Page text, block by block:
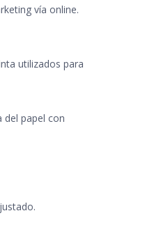
vía online.
utilizados para
del papel con